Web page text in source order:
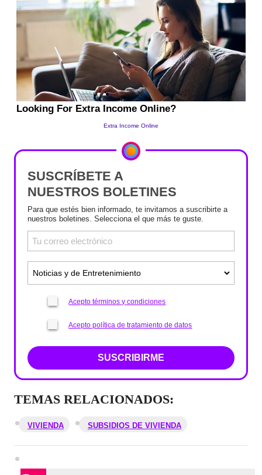
SUSCRÍBETE A
NUESTROS BOLETINES
Para que estés bien informado, te invitamos a suscribirte a
nuestros boletines. Selecciona el que más te guste.
Acepto términos y condiciones
Acepto política de tratamiento de datos
SUSCRIBIRME
TEMAS RELACIONADOS:
VIVIENDA SUBSIDIOS DE VIVIENDA